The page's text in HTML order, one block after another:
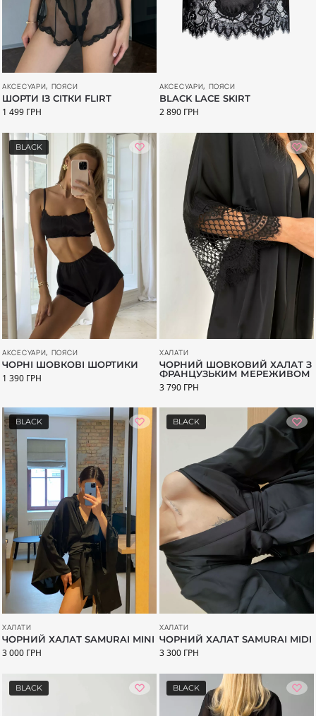
АКСЕСУАРИ, ПОЯСИ
ШОРТИ ІЗ СІТКИ FLIRT
1 499 ГРН
АКСЕСУАРИ, ПОЯСИ
BLACK LACE SKIRT
2 890 ГРН
BLACK
АКСЕСУАРИ, ПОЯСИ
ЧОРНІ ШОВКОВІ ШОРТИКИ
1 390 ГРН
ХАЛАТИ
ЧОРНИЙ ШОВКОВИЙ ХАЛАТ З
ФРАНЦУЗЬКИМ МЕРЕЖИВОМ
3 790 ГРН
BLACK
ХАЛАТИ
ЧОРНИЙ ХАЛАТ SAMURAI MINI
3 000 ГРН
BLACK
ХАЛАТИ
ЧОРНИЙ ХАЛАТ SAMURAI MIDI
3 300 ГРН
BLACK BLACK